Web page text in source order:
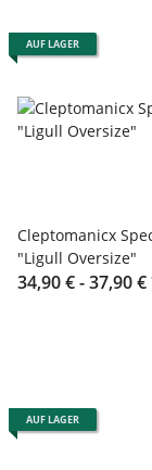
AUF LAGER
Cleptomanicx
"Ligull Oversize"
34,90 € -37,90 €
AUF LAGER